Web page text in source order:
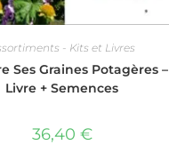
- Kits et Livres
Ses Graines Potagères –
Livre + Semences
36,40 €